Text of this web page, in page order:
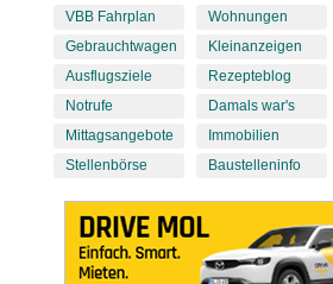
VBB Fahrplan
Gebrauchtwagen
Ausflugsziele
Notrufe
Mittagsangebote
Stellenbörse
Wohnungen
Kleinanzeigen
Rezepteblog
Damals war's
Immobilien
Baustelleninfo